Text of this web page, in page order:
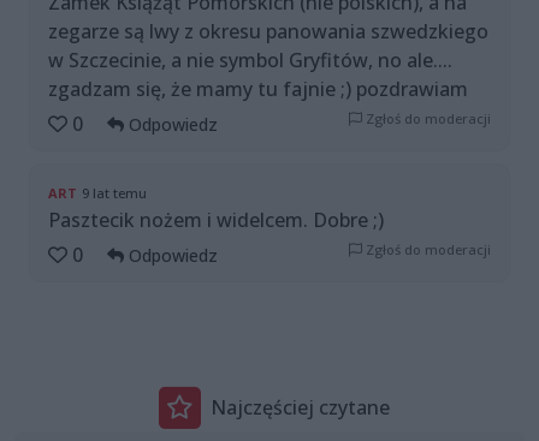
zegarze są lwy z okresu panowania szwedzkiego
w Szczecinie, a nie symbol Gryfitów, no ale....
zgadzam się, że mamy tu fajnie ;) pozdrawiam
0
Odpowiedz Zgłoś do moderacji
ART 9 lat temu
Pasztecik nożem i widelcem. Dobre ;)
0
Odpowiedz Zgłoś do moderacji
Najczęściej czytane